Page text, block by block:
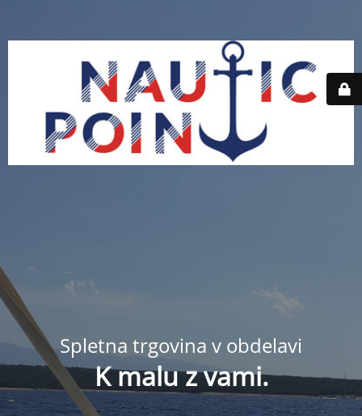
Spletna trgovina v obdelavi
K malu z vami.